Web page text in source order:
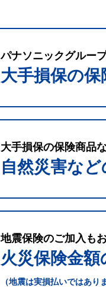
パナソニックグルー
大手損保の保
大手損保の保険商品
自然災害な
地震保険のご加入も
火災保険金
（地震は実損払いではあり